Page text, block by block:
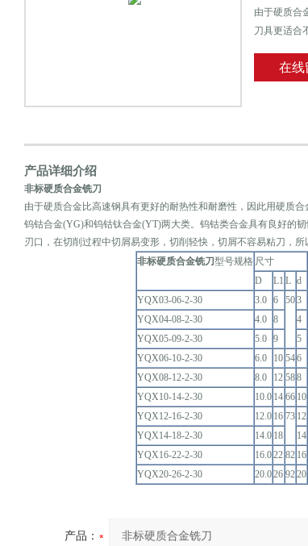
由于硬质合
刀具更适合
与刃磨出
在线
产品详细介绍
非标硬质合金铣刀
由于硬质合金比高速钢具有更好的耐热性和耐磨性，因此用硬质
钨钴合金(YG)和钨钴钛合金(YT)两大类。钨钴类合金具有良好的
刃口，在切削过程中切屑易变形，切削轻快，切屑不容易粘刀，
非标硬质合金铣刀型号规格 尺寸
D
L1 L d
YQX03-06-2-30
3.0 6 503
YQX04-08-2-30
4.0 8 4
YQX05-09-2-30
5.0 9 5
YQX06-10-2-30
6.0 10 546
YQX08-12-2-30
8.0 12 588
YQX10-14-2-30
10.0 14 66 10
YQX12-16-2-30
12.0 16 73 12
YQX14-18-2-30
14.0 18 14
YQX16-22-2-30
16.022 82 16
YQX20-26-2-30
20.026 9220
产品：